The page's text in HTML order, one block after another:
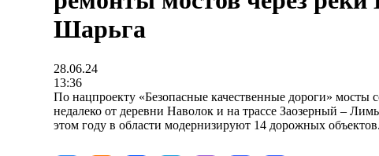
Шарьга
28.06.24
13:36
По нацпроекту «Безопасные качественные дороги» мосты
недалеко от деревни Наволок и на трассе Заозерный –
этом году в области модернизируют 14 дорожных объектов.